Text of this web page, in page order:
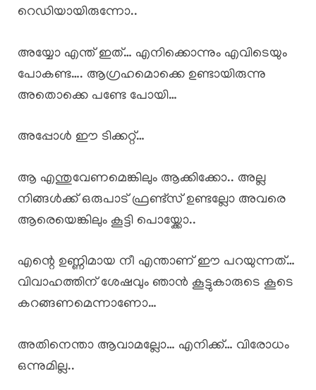
റെഡിയായിരുന്നോ..
അയ്യോ എന്ത് ഇത്… എനിക്കൊന്നും എവിടെയും
പോകണ്ട…. ആഗ്രഹമൊക്കെ ഉണ്ടായിരുന്നു
അതൊക്കെ പണ്ടേ പോയി…
അപ്പോൾ ഈ ടിക്കറ്റ്…
ആ എന്തുവേണമെങ്കിലും ആക്കിക്കോ.. അല്ല
നിങ്ങൾക്ക് ഒരുപാട് ഫ്രണ്ട്സ് ഉണ്ടല്ലോ അവരെ
ആരെയെങ്കിലും കൂട്ടി പൊയ്ക്കോ..
എന്റെ ഉണ്ണിമായ നീ എന്താണ് ഈ പറയുന്നത്…
വിവാഹത്തിന് ശേഷവും ഞാൻ കൂട്ടുകാരുടെ കൂടെ
കറങ്ങണമെന്നാണോ…
അതിനെന്താ ആവാമല്ലോ… എനിക്ക്… വിരോധം
ഒന്നുമില്ല..